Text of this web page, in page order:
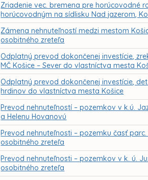
Zriadenie vec. bremena pre horúcovodné
horúcovodným na sídlisku Nad jazerom,
Zámena nehnuteľností medzi mestom
osobitného zreteľa
Odplatný prevod dokončenej investície,
MČ Košice – Sever do vlastníctva mesta
Odplatný prevod dokončenej investície,
hrdinov do vlastníctva mesta Košice
Prevod nehnuteľností – pozemkov v k.ú.
a Helenu Hovanovú
Prevod nehnuteľnosti – pozemku časť
osobitného zreteľa
Prevod nehnuteľnosti – pozemkov v k. ú.
osobitného zreteľa